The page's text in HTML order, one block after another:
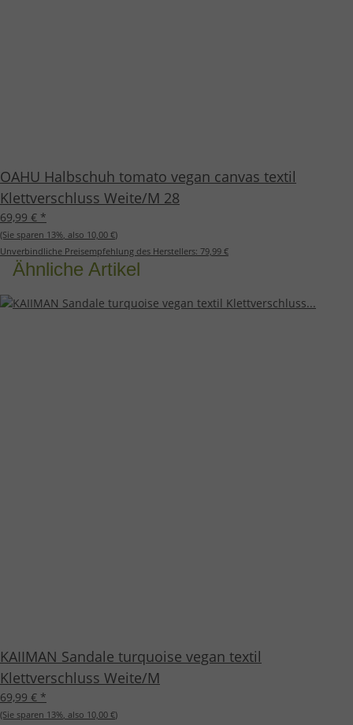
OAHU Halbschuh tomato vegan canvas textil
Klettverschluss Weite/M 28
69,99 € *
(Sie sparen 13%, also 10,00 €)
Unverbindliche Preisempfehlung des Herstellers: 79,99 €
Ähnliche Artikel
KAIIMAN Sandale turquoise vegan textil
Klettverschluss Weite/M
69,99 € *
(Sie sparen 13%, also 10,00 €)